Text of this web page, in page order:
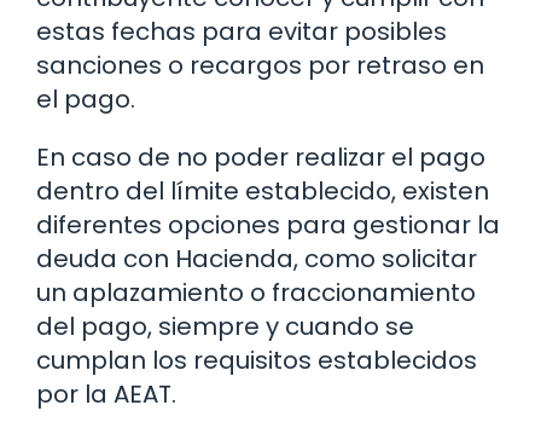
estas fechas para evitar posibles
sanciones o recargos por retraso en
el pago.
En caso de no poder realizar el pago
dentro del límite establecido, existen
diferentes opciones para gestionar la
deuda con Hacienda, como solicitar
un aplazamiento o fraccionamiento
del pago, siempre y cuando se
cumplan los requisitos establecidos
por la AEAT.